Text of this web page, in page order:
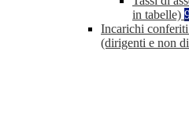
in tabelle)
Incarichi
(dirigenti e non